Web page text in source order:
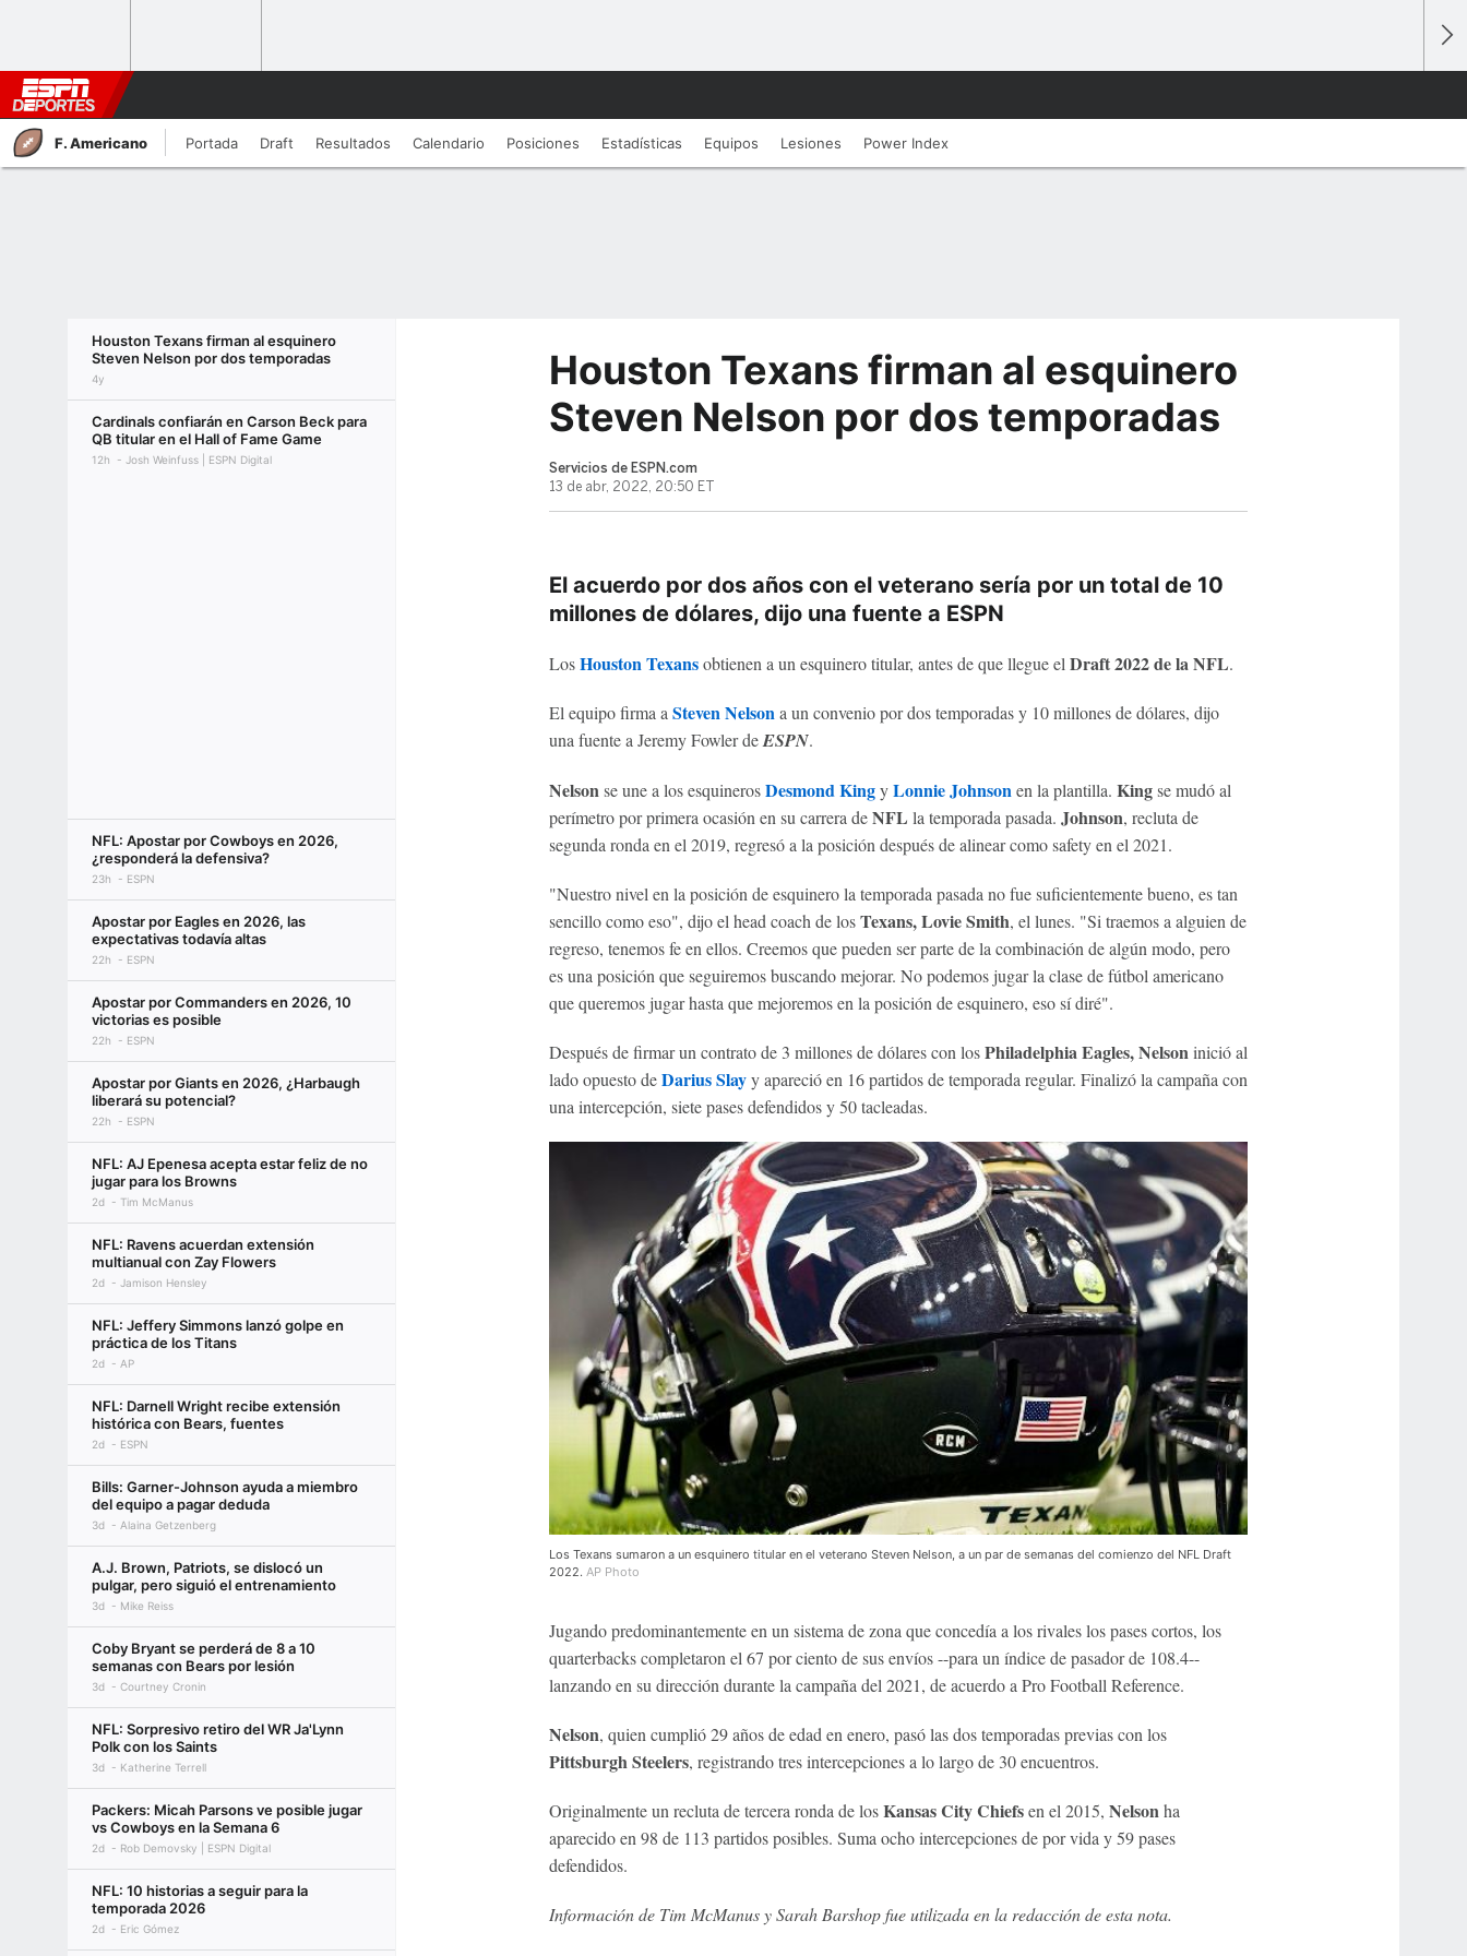
F. Americano Portada Draft Resultados Calendario Posiciones Estadísticas Equipos Lesiones Power Index
Houston Texans firman al esquinero
Steven Nelson por dos temporadas
4y
Cardinals confiarán en Carson Beck para
QB titular en el Hall of Fame Game
12h Josh Weinfuss | ESPN Digital
NFL: Apostar por Cowboys en 2026,
¿responderá la defensiva?
23h ESPN
Apostar por Eagles en 2026, las
expectativas todavía altas
22h ESPN
Apostar por Commanders en 2026, 10
victorias es posible
22h ESPN
Apostar por Giants en 2026, ¿Harbaugh
liberará su potencial?
22h ESPN
NFL: AJ Epenesa acepta estar feliz de no
jugar para los Browns
2d Tim McManus
NFL: Ravens acuerdan extensión
multianual con Zay Flowers
2d Jamison Hensley
NFL: Jeffery Simmons lanzó golpe en
práctica de los Titans
2d AP
NFL: Darnell Wright recibe extensión
histórica con Bears, fuentes
2d ESPN
Bills: Garner-Johnson ayuda a miembro
del equipo a pagar deduda
3d Alaina Getzenberg
A.J. Brown, Patriots, se dislocó un
pulgar, pero siguió el entrenamiento
3d Mike Reiss
Coby Bryant se perderá de 8 a 10
semanas con Bears por lesión
3d Courtney Cronin
NFL: Sorpresivo retiro del WR Ja'Lynn
Polk con los Saints
3d Katherine Terrell
Packers: Micah Parsons ve posible jugar
vs Cowboys en la Semana 6
2d Rob Demovsky | ESPN Digital
NFL: 10 historias a seguir para la
temporada 2026
2d Eric Gómez
Houston Texans firman al esquinero
Steven Nelson por dos temporadas
Servicios de ESPN.com
13 de abr, 2022, 20:50 ET
El acuerdo por dos años con el veterano sería por un total de 10
millones de dólares, dijo una fuente a ESPN
LosHouston Texans obtienen a un esquinero titular, antes de que llegue el Draft 2022 de la NFL.
El equipo firma a Steven Nelson a un convenio por dos temporadas y 10 millones de dólares, dijo
una fuente a Jeremy Fowler deESPN.
Nelsonse une a los esquinerosDesmond KingyLonnie Johnson en la plantilla. Kingse mudó al
perímetro por primera ocasión en su carrera deNFL la temporada pasada. Johnson, recluta de
segunda ronda en el 2019, regresó a la posición después de alinear como safety en el 2021.
"Nuestro nivel en la posición de esquinero la temporada pasada no fue suficientemente bueno, es tan
sencillo como eso", dijo el head coach de losTexans, Lovie Smith, el lunes. "Si traemos a alguien de
regreso, tenemos fe en ellos. Creemos que pueden ser parte de la combinación de algún modo, pero
es una posición que seguiremos buscando mejorar. No podemos jugar la clase de fútbol americano
que queremos jugar hasta que mejoremos en la posición de esquinero, eso sí diré".
Después de firmar un contrato de 3 millones de dólares con losPhiladelphia Eagles, Nelson inició al
lado opuesto deDarius Slayy apareció en 16 partidos de temporada regular. Finalizó la campaña con
una intercepción, siete pases defendidos y 50 tacleadas.
Los Texans sumaron a un esquinero titular en el veterano Steven Nelson, a un par de semanas del comienzo del NFL Draft
2022. AP Photo
Jugando predominantemente en un sistema de zona que concedía a los rivales los pases cortos, los
quarterbacks completaron el 67 por ciento de sus envíos --para un índice de pasador de 108.4--
lanzando en su dirección durante la campaña del 2021, de acuerdo a Pro Football Reference.
Nelson, quien cumplió 29 años de edad en enero, pasó las dos temporadas previas con los
Pittsburgh Steelers, registrando tres intercepciones a lo largo de 30 encuentros.
Originalmente un recluta de tercera ronda de losKansas City Chiefsen el 2015, Nelsonha
aparecido en 98 de 113 partidos posibles. Suma ocho intercepciones de por vida y 59 pases
defendidos.
Información de Tim McManus y Sarah Barshop fue utilizada en la redacción de esta nota.